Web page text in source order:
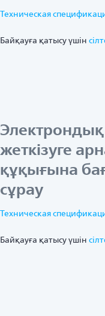
Техническая
Байқауға қатысу үшін
Электрондық
жеткізуге
құқығына
сұрау
Техническая
Байқауға қатысу үшін